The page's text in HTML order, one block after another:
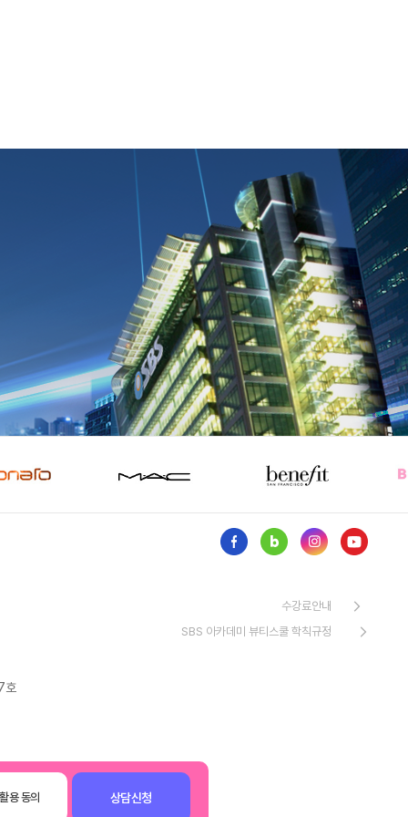
호
수강료안내
SBS 아카데미 뷰티스쿨 학칙규정
용 동의 상담신청